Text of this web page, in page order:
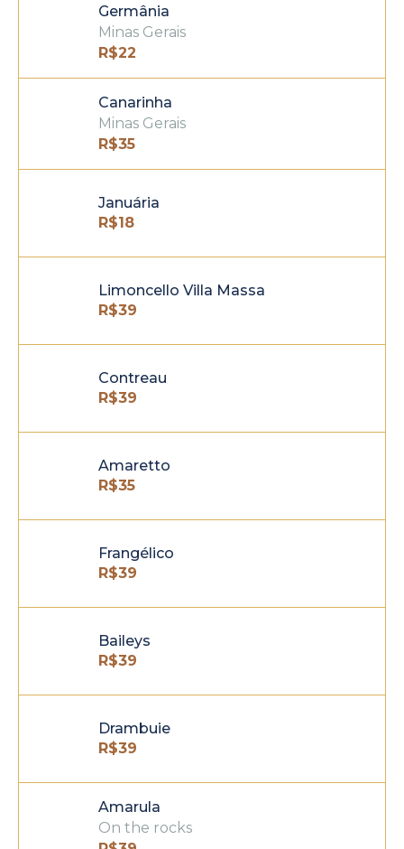
Germânia
Minas Gerais
R$22
Canarinha
Minas Gerais
R$35
Januária
R$18
Limoncello Villa Massa
R$39
Contreau
R$39
Amaretto
R$35
Frangélico
R$39
Baileys
R$39
Drambuie
R$39
Amarula
On the rocks